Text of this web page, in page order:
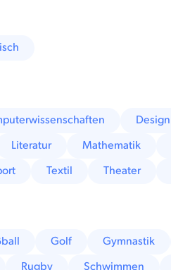
Design
Literatur Mathematik
Textil Theater
Golf Gymnastik
Rugby Schwimmen